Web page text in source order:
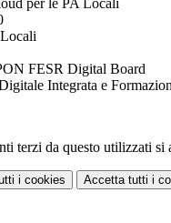
per le PA Locali
FESR Digital Board
Integrata e
terzi da questo utilizzati
i cookies Accetta tutti i